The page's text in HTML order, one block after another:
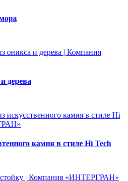
дерева
камня в стиле Hi Tech